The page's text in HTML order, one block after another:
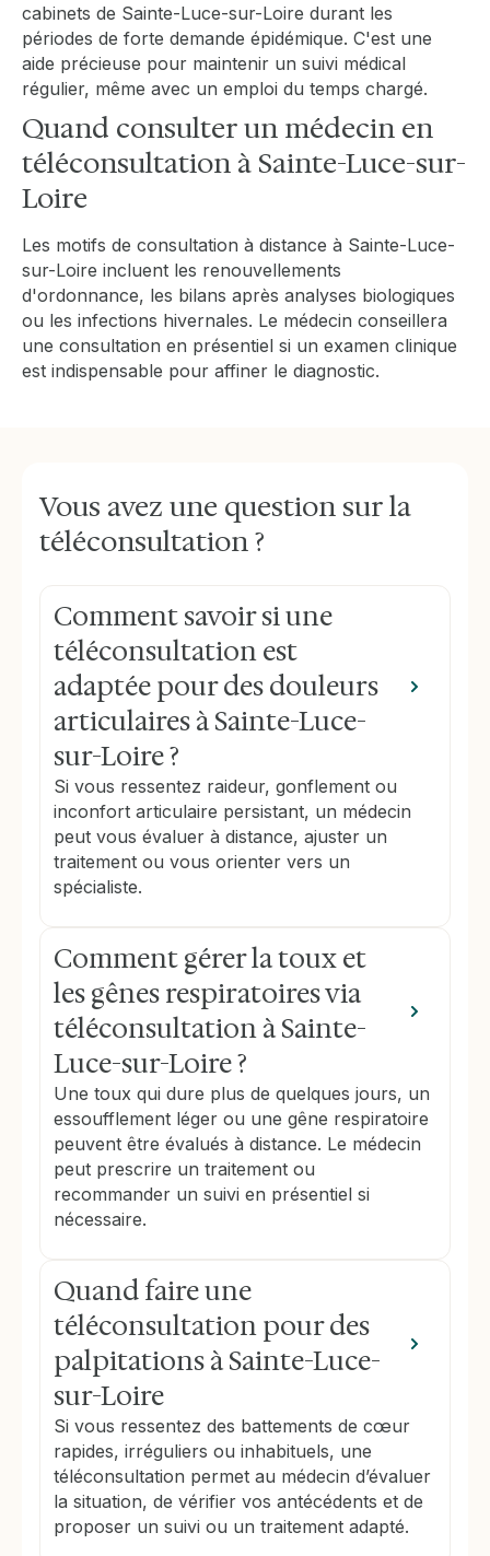
cabinets de Sainte-Luce-sur-Loire durant les
périodes de forte demande épidémique. C'est une
aide précieuse pour maintenir un suivi médical
régulier, même avec un emploi du temps chargé.
Quand consulter un médecin en
téléconsultation à Sainte-Luce-sur-
Loire
Les motifs de consultation à distance à Sainte-Luce-
sur-Loire incluent les renouvellements
d'ordonnance, les bilans après analyses biologiques
ou les infections hivernales. Le médecin conseillera
une consultation en présentiel si un examen clinique
est indispensable pour affiner le diagnostic.
Vous avez une question sur la
téléconsultation ?
Comment savoir si une
téléconsultation est
adaptée pour des douleurs
articulaires à Sainte-Luce-
sur-Loire ?
Si vous ressentez raideur, gonflement ou
inconfort articulaire persistant, un médecin
peut vous évaluer à distance, ajuster un
traitement ou vous orienter vers un
spécialiste.
Comment gérer la toux et
les gênes respiratoires via
téléconsultation à Sainte-
Luce-sur-Loire ?
Une toux qui dure plus de quelques jours, un
essoufflement léger ou une gêne respiratoire
peuvent être évalués à distance. Le médecin
peut prescrire un traitement ou
recommander un suivi en présentiel si
nécessaire.
Quand faire une
téléconsultation pour des
palpitations à Sainte-Luce-
sur-Loire
Si vous ressentez des battements de cœur
rapides, irréguliers ou inhabituels, une
téléconsultation permet au médecin d’évaluer
la situation, de vérifier vos antécédents et de
proposer un suivi ou un traitement adapté.